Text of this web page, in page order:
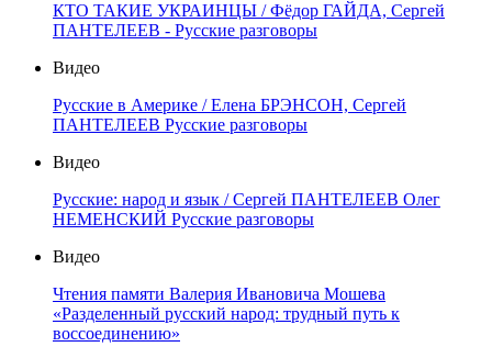
КТО ТАКИЕ УКРАИНЦЫ / Фёдор ГАЙДА, Сергей
ПАНТЕЛЕЕВ - Русские разговоры
Видео
Русские в Америке / Елена БРЭНСОН, Сергей
ПАНТЕЛЕЕВ Русские разговоры
Видео
Русские: народ и язык / Сергей ПАНТЕЛЕЕВ Олег
НЕМЕНСКИЙ Русские разговоры
Видео
Чтения памяти Валерия Ивановича Мошева
«Разделенный русский народ: трудный путь к
воссоединению»